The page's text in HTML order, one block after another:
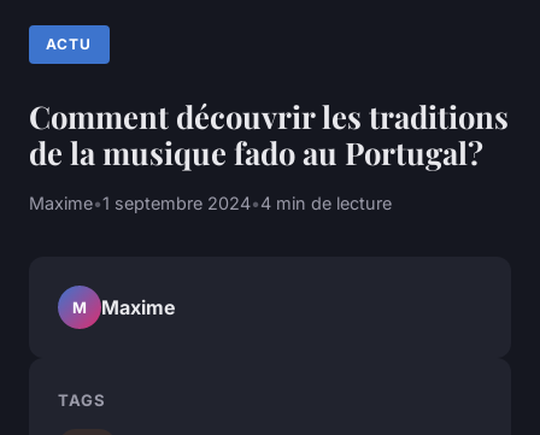
ACTU
Comment découvrir les traditions
de la musique fado au Portugal?
Maxime•1 septembre 2024•4 min de lecture
M Maxime
TAGS